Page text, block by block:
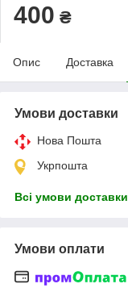
400 ₴
Опис Доставка
Умови доставки
Нова Пошта
Укрпошта
Всі умови доставки
Умови оплати